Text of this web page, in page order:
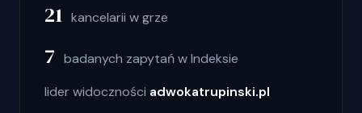
21 kancelarii w grze
7 badanych zapytań w Indeksie
lider widoczności adwokatrupinski.pl